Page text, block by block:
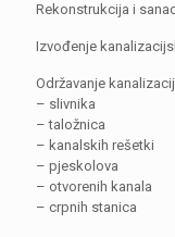
Rekonstrukcija i
Izvođenje
Održavanje
– slivnika
– taložnica
– kanalskih rešetki
– pjeskolova
– otvorenih kanala
– crpnih stanica